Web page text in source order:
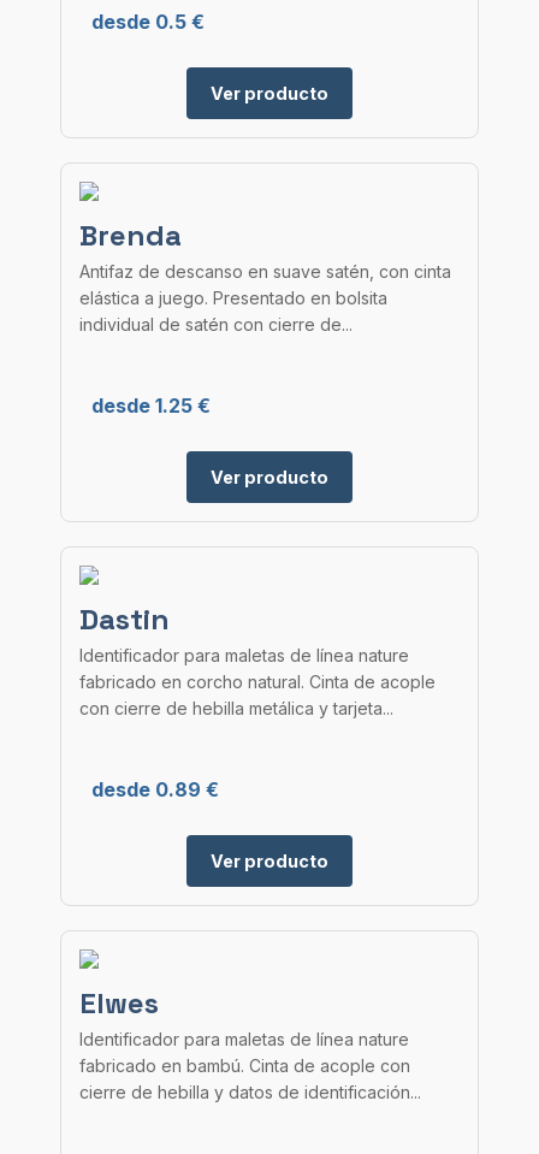
desde 0.5 €
Ver producto
Brenda
Antifaz de descanso en suave satén, con cinta
elástica a juego. Presentado en bolsita
individual de satén con cierre de...
desde 1.25 €
Ver producto
Dastin
Identificador para maletas de línea nature
fabricado en corcho natural. Cinta de acople
con cierre de hebilla metálica y tarjeta...
desde 0.89 €
Ver producto
Elwes
Identificador para maletas de línea nature
fabricado en bambú. Cinta de acople con
cierre de hebilla y datos de identificación...